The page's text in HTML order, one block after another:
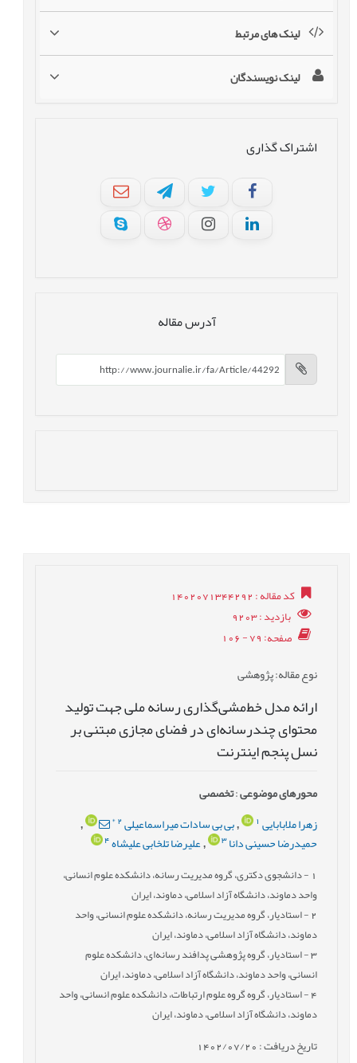
لینک های مرتبط
لینک نویسندگان
اشتراک گذاری
آدرس مقاله
کد مقاله: 1402071344292
بازدید: 9203
صفحه: 79 - 106
نوع مقاله: پژوهشی
ارائه مدل خط‌مشی‌گذاری رسانه ملی جهت تولید
محتوای چندرسانه‌ای در فضای مجازی مبتنی بر
نسل پنجم اینترنت
محورهای موضوعی:تخصصی
زهرا ملابابایی
,بی بی سادات میراسماعیلی 2
*
,
حمیدرضا حسینی دانا3
,علیرضا تلخابی علیشاه4
- دانشجوی دکتری، گروه مدیریت رسانه، دانشکده علوم انسانی،
واحد دماوند، دانشگاه آزاد اسلامی، دماوند، ایران
2- استادیار، گروه مدیریت رسانه، دانشکده علوم انسانی، واحد
دماوند، دانشگاه آزاد اسلامی، دماوند، ایران
3- استادیار، گروه پژوهشی پدافند رسانه‌ای، دانشکده علوم
انسانی، واحد دماوند، دانشگاه آزاد اسلامی، دماوند، ایران
4- استادیار، گروه گروه علوم ارتباطات، دانشکده علوم انسانی، واحد
دماوند، دانشگاه آزاد اسلامی، دماوند، ایران
تاریخ دریافت : 1402/07/20